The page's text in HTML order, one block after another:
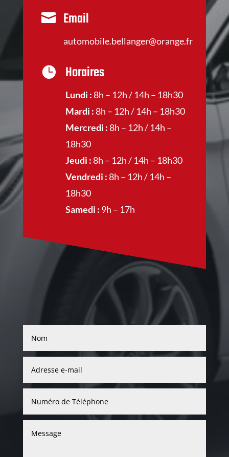
 Email
automobile.bellanger@orange.fr
 Horaires
Lundi :8h – 12h / 14h – 18h30
Mardi :8h – 12h / 14h – 18h30
Mercredi :8h – 12h / 14h –
18h30
Jeudi :8h – 12h / 14h – 18h30
Vendredi :8h – 12h / 14h –
18h30
Samedi : 9h – 17h